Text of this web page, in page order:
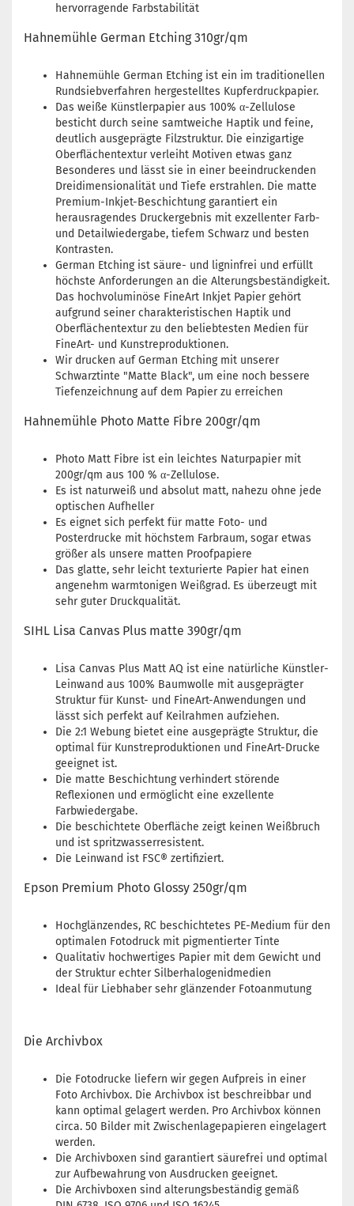
hervorragende Farbstabilität
Hahnemühle German Etching 310gr/qm
Hahnemühle German Etching ist ein im traditionellen
Rundsiebverfahren hergestelltes Kupferdruckpapier.
Das weiße Künstlerpapier aus 100% α-Zellulose
besticht durch seine samtweiche Haptik und feine,
deutlich ausgeprägte Filzstruktur. Die einzigartige
Oberflächentextur verleiht Motiven etwas ganz
Besonderes und lässt sie in einer beeindruckenden
Dreidimensionalität und Tiefe erstrahlen. Die matte
Premium-Inkjet-Beschichtung garantiert ein
herausragendes Druckergebnis mit exzellenter Farb-
und Detailwiedergabe, tiefem Schwarz und besten
Kontrasten.
German Etching ist säure- und ligninfrei und erfüllt
höchste Anforderungen an die Alterungsbeständigkeit.
Das hochvoluminöse FineArt Inkjet Papier gehört
aufgrund seiner charakteristischen Haptik und
Oberflächentextur zu den beliebtesten Medien für
FineArt- und Kunstreproduktionen.
Wir drucken auf German Etching mit unserer
Schwarztinte "Matte Black", um eine noch bessere
Tiefenzeichnung auf dem Papier zu erreichen
Hahnemühle Photo Matte Fibre 200gr/qm
Photo Matt Fibre ist ein leichtes Naturpapier mit
200gr/qm aus 100 % α-Zellulose.
Es ist naturweiß und absolut matt, nahezu ohne jede
optischen Aufheller
Es eignet sich perfekt für matte Foto- und
Posterdrucke mit höchstem Farbraum, sogar etwas
größer als unsere matten Proofpapiere
Das glatte, sehr leicht texturierte Papier hat einen
angenehm warmtonigen Weißgrad. Es überzeugt mit
sehr guter Druckqualität.
SIHL Lisa Canvas Plus matte 390gr/qm
​Lisa Canvas Plus Matt AQ ist eine natürliche Künstler-
Leinwand aus 100% Baumwolle mit ausgeprägter
Struktur für Kunst- und FineArt-Anwendungen und
lässt sich perfekt auf Keilrahmen aufziehen.
Die 2:1 Webung bietet eine ausgeprägte Struktur, die
optimal für Kunstreproduktionen und FineArt-Drucke
geeignet ist.
Die matte Beschichtung verhindert störende
Reflexionen und ermöglicht eine exzellente
Farbwiedergabe.
Die beschichtete Oberfläche zeigt keinen Weißbruch
und ist spritzwasserresistent.
Die Leinwand ist FSC® zertifiziert.
Epson Premium Photo Glossy 250gr/qm
Hochglänzendes, RC beschichtetes PE-Medium für den
optimalen Fotodruck mit pigmentierter Tinte
Qualitativ hochwertiges Papier mit dem Gewicht und
der Struktur echter Silberhalogenidmedien
Ideal für Liebhaber sehr glänzender Fotoanmutung
Die Archivbox
Die Fotodrucke liefern wir gegen Aufpreis in einer
Foto Archivbox. Die Archivbox ist beschreibbar und
kann optimal gelagert werden. Pro Archivbox können
circa. 50 Bilder mit Zwischenlagepapieren eingelagert
werden.
Die Archivboxen sind garantiert säurefrei und optimal
zur Aufbewahrung von Ausdrucken geeignet.
Die Archivboxen sind alterungsbeständig gemäß